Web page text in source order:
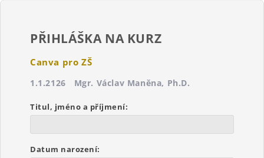
PŘIHLÁŠKA NA KURZ
Canva pro ZŠ
1.1.2126 Mgr. Václav Maněna, Ph.D.
Titul, jméno a příjmení:
Datum narození: